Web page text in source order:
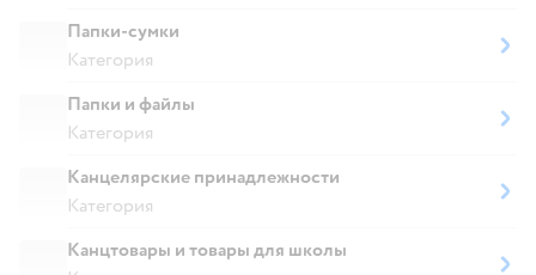
Папки-сумки
Категория
Папки и файлы
Категория
Канцелярские принадлежности
Категория
Канцтовары и товары для школы